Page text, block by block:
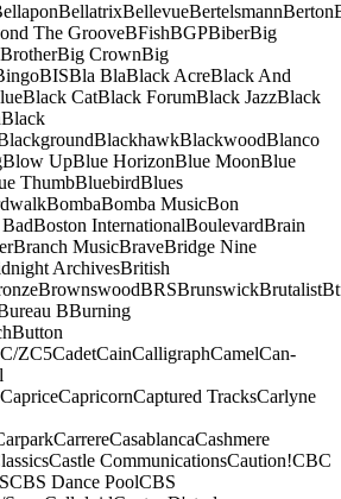
BellatrixBellevueBertelsmannBerton
The GrooveBFishBGPBiberBig
Big CrownBig
BISBla BlaBlack AcreBlack And
Black CatBlack ForumBlack JazzBlack
Black
BlackhawkBlackwoodBlanco
Blow UpBlue HorizonBlue MoonBlue
ThumbBluebirdBlues
BombaBomba MusicBon
Boston InternationalBoulevardBrain
Branch MusicBraveBridge Nine
ArchivesBritish
BrownswoodBRSBrunswickBrutalist
BBurning
Button
C/ZC5CadetCainCalligraphCamelCan-
CapriceCapricornCaptured TracksCarlyne
CarrereCasablancaCashmere
Castle CommunicationsCaution!CBC
CBS Dance PoolCBS